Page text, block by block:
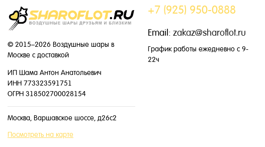
© 2015–2026 Воздушные шары в
Москве с доставкой
ИП Шама Антон Анатольевич
ИНН 773323591751
ОГРН 318502700028154
Москва, Варшавское шоссе, д26с2
Посмотреть на карте
+7 (925) 950-0888
Email: zakaz@sharoflot.ru
График работы ежедневно с 9-
22ч